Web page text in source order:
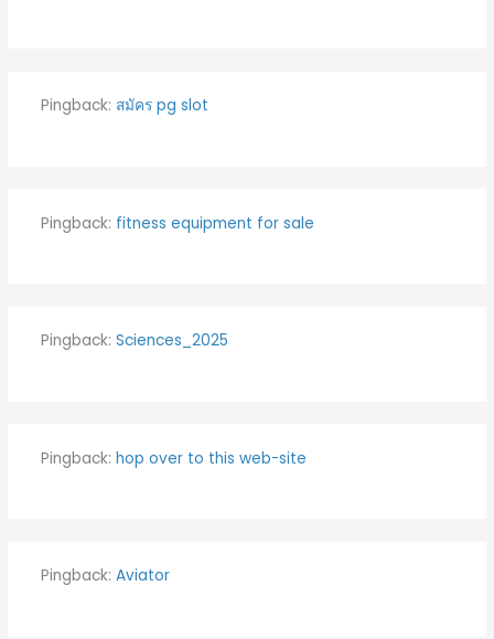
Pingback: สมัคร pg slot
Pingback: fitness equipment for sale
Pingback: Sciences_2025
Pingback: hop over to this web-site
Pingback: Aviator